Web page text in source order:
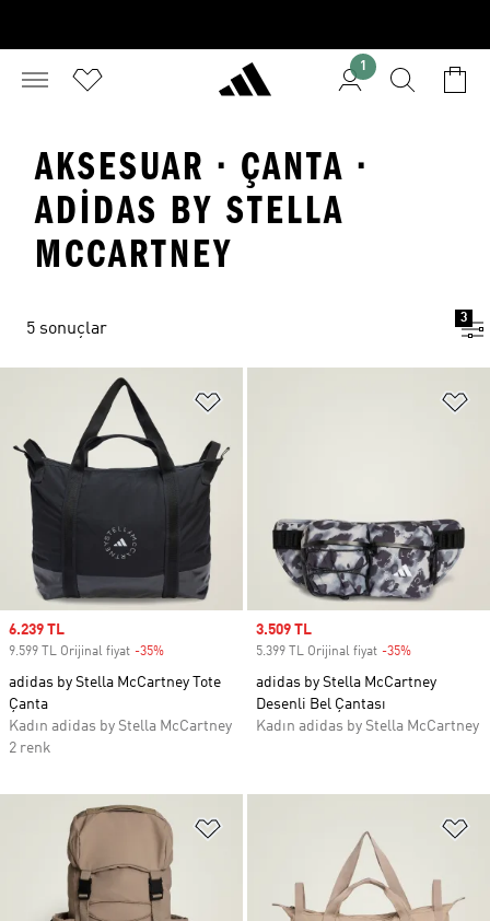
1
AKSESUAR · ÇANTA ·
ADIDAS BY STELLA
MCCARTNEY
5 sonuçlar
3
Sale price
6.239 TL
9.599 TL Orijinal fiyat -35%
adidas by Stella McCartney Tote
Çanta
Kadın adidas by Stella McCartney
2 renk
Sale price
3.509 TL
5.399 TL Orijinal fiyat -35%
adidas by Stella McCartney
Desenli Bel Çantası
Kadın adidas by Stella McCartney